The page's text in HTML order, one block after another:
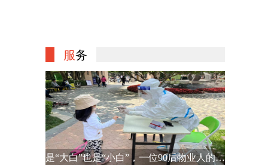
服务
是“大白”也是“小白”，一位90后物业人的选择